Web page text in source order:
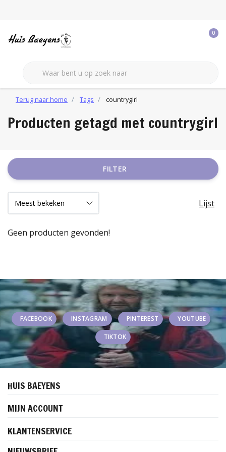
0
Terug naar home Tags countrygirl
Producten getagd met countrygirl
FILTER
Lijst
Geen producten gevonden!
FACEBOOK INSTAGRAM PINTEREST YOUTUBE
TIKTOK
HUIS BAEYENS
MIJN ACCOUNT
KLANTENSERVICE